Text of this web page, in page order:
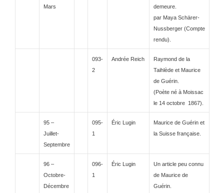
Mars
demeure.
par Maya Schärer-
Nussberger (Compte
rendu).
093-
2
Andrée Reich
Raymond de la
Taihlède et Maurice
de Guérin.
(Poète né à Moissac
le 14 octobre 1867).
95 –
Juillet-
Septembre
095-
1
Éric Lugin
Maurice de Guérin et
la Suisse française.
96 –
Octobre-
Décembre
096-
1
Éric Lugin
Un article peu connu
de Maurice de
Guérin.